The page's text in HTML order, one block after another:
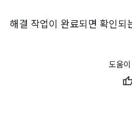
해결 작업이 완료되면 확인되
도움